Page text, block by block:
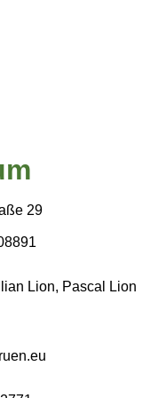
29
Lion, Pascal Lion